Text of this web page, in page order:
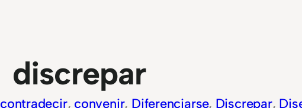
discrepar
contradecir, convenir, Diferenciarse, Discrepar,